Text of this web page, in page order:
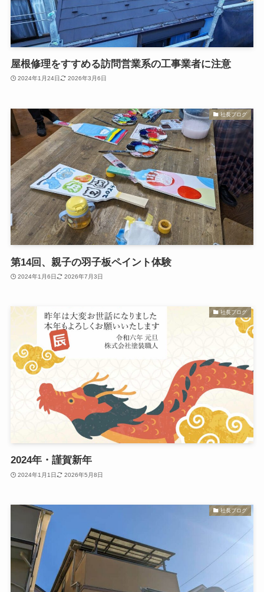
屋根修理をすすめる訪問営業系の工事業者に注意
2024年1月24日 2026年3月6日
社長ブログ
第14回、親子の羽子板ペイント体験
2024年1月6日 2026年7月3日
社長ブログ
2024年・謹賀新年
2024年1月1日 2026年5月8日
社長ブログ